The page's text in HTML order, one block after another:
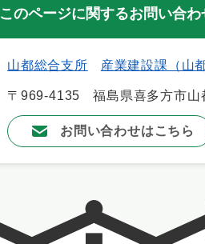
このページに関するお問い合わ
山都総合支所 産業建設課（山都
〒969-4135 福島県喜多方市
お問い合わせはこちら